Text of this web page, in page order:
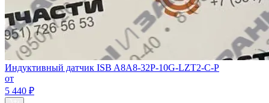
Индуктивный датчик ISB A8A8-32P-10G-LZT2-C-P
от
5 440 ₽